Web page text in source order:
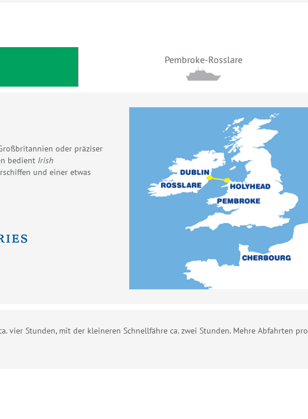
Pembroke-Rosslare
oder präziser
bedient Irish
und einer etwas
vier Stunden, mit der kleineren Schnellfähre ca. zwei Stunden. Mehre Abfahrten pro